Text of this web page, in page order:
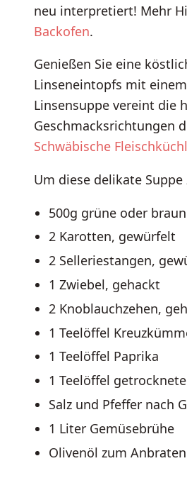
neu interpretiert! Mehr
Backofen.
Genießen Sie eine
Linseneintopfs mit
Linsensuppe vereint die
Geschmacksrichtungen
Schwäbische
Um diese delikate
500g grüne oder
2 Karotten, gewürfelt
2 Selleriestangen,
1 Zwiebel, gehackt
2 Knoblauchzehen,
1 Teelöffel
1 Teelöffel Paprika
1 Teelöffel
Salz und Pfeffer nach
1 Liter Gemüsebrühe
Olivenöl zum Anbraten